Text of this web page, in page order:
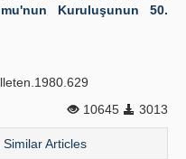
Kuruluşunun 50.
10645
3013
Similar Articles